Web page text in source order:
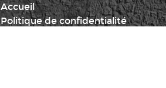
Accueil
Politique de confidentialité